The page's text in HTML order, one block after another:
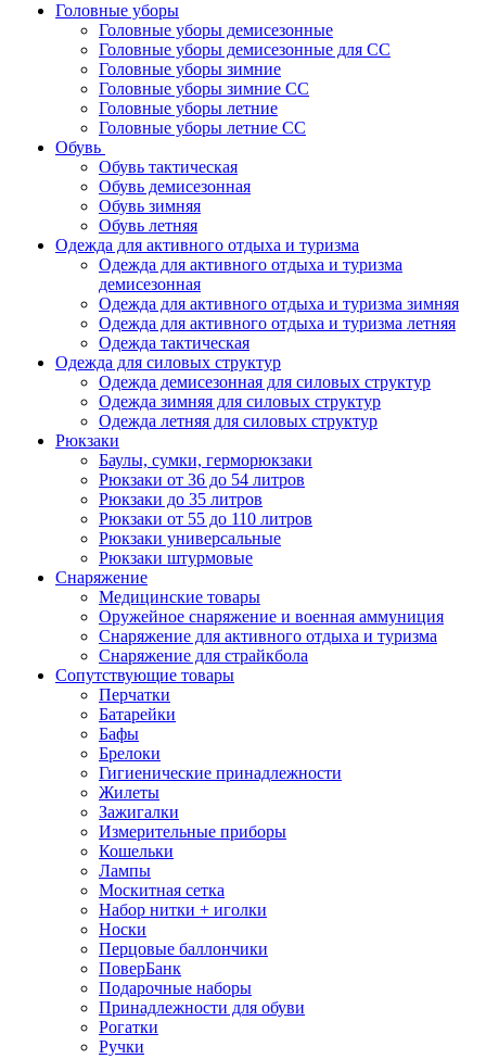
Головные уборы
Головные уборы демисезонные
Головные уборы демисезонные для СС
Головные уборы зимние
Головные уборы зимние СС
Головные уборы летние
Головные уборы летние СС
Обувь
Обувь тактическая
Обувь демисезонная
Обувь зимняя
Обувь летняя
Одежда для активного отдыха и туризма
Одежда для активного отдыха и туризма
демисезонная
Одежда для активного отдыха и туризма зимняя
Одежда для активного отдыха и туризма летняя
Одежда тактическая
Одежда для силовых структур
Одежда демисезонная для силовых структур
Одежда зимняя для силовых структур
Одежда летняя для силовых структур
Рюкзаки
Баулы, сумки, герморюкзаки
Рюкзаки от 36 до 54 литров
Рюкзаки до 35 литров
Рюкзаки от 55 до 110 литров
Рюкзаки универсальные
Рюкзаки штурмовые
Снаряжение
Медицинские товары
Оружейное снаряжение и военная аммуниция
Снаряжение для активного отдыха и туризма
Снаряжение для страйкбола
Сопутствующие товары
Перчатки
Батарейки
Бафы
Брелоки
Гигиенические принадлежности
Жилеты
Зажигалки
Измерительные приборы
Кошельки
Лампы
Москитная сетка
Набор нитки + иголки
Носки
Перцовые баллончики
ПоверБанк
Подарочные наборы
Принадлежности для обуви
Рогатки
Ручки